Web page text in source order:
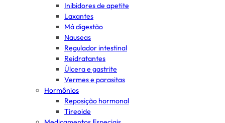
Inibidores de apetite
Laxantes
Má digestão
Nauseas
Regulador intestinal
Reidratantes
Úlcera e gastrite
Vermes e parasitas
Hormônios
Reposição hormonal
Tireoide